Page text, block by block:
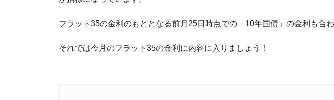
フラット35の金利のもととなる前月25日時点での「10年国債」の金利も合
それでは今月のフラット35の金利に内容に入りましょう！